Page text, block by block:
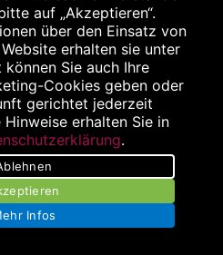
DEM LAUFENDEN
unseren Newsletter an!
auf „Akzeptieren“.
über den Einsatz von
erhalten sie unter
Sie auch Ihre
Cookies geben oder
gerichtet jederzeit
erhalten Sie in
.
Infos